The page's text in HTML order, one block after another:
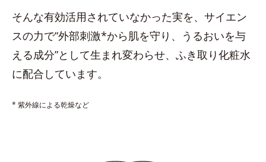
そんな有効活用されていなかった実を、サイエン
スの力で“外部刺激*から肌を守り、うるおいを与
える成分”として生まれ変わらせ、ふき取り化粧水
に配合しています。
* 紫外線による乾燥など